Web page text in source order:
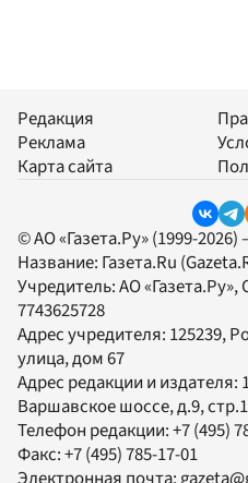
Редакция
Реклама
Карта сайта
© АО «Газета.Ру» (1999-
Название: Газета.Ru
Учредитель:АО «Газета.Ру»,
7743625728
Адрес учредителя: 125239,
улица, дом 67
Адрес редакции и издателя:
Варшавское шоссе, д.9, стр.1
Телефон редакции:+7 (495)
Факс:+7 (495) 785-17-01